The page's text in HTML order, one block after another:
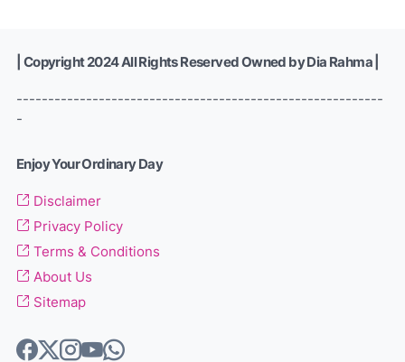
| Copyright 2024 All Rights Reserved Owned by Dia Rahma |
----------------------------------------------------------
-
Enjoy Your Ordinary Day
Disclaimer
Privacy Policy
Terms & Conditions
About Us
Sitemap